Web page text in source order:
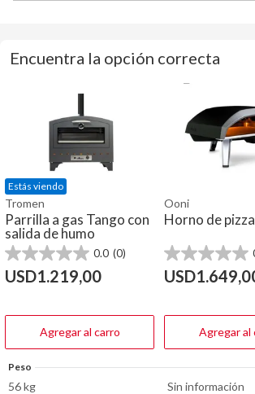
Encuentra la opción correcta
Estás viendo
Tromen
Parrilla a gas Tango con
salida de humo
0.0 (0)
0.0
de
5
USD1.219,00
Agregar al carro
Ooni
Horno de
0.0
de
5
USD
Agregar al
Peso
56 kg Sin información